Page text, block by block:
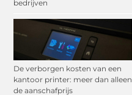
bedrijven
De verborgen kosten van een
kantoor printer: meer dan alleen
de aanschafprijs